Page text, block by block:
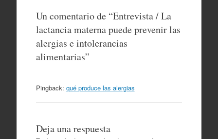
Un comentario de “Entrevista / La
lactancia materna puede prevenir las
alergias e intolerancias
alimentarias”
Pingback: qué produce las alergias
Deja una respuesta